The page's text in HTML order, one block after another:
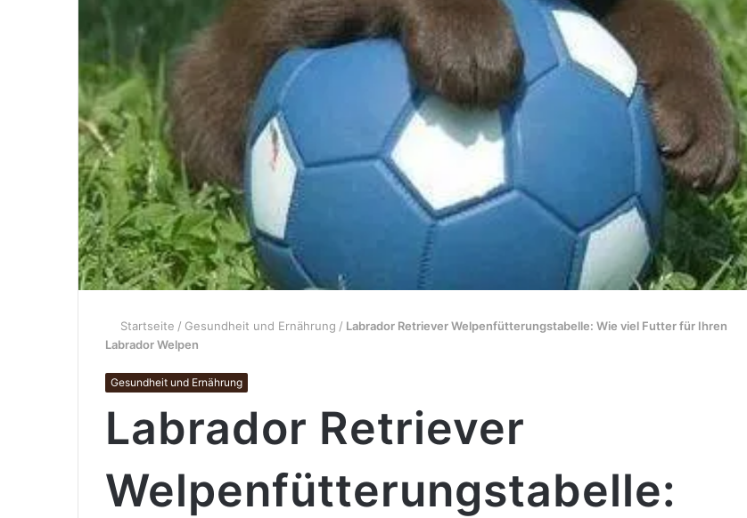
Startseite / Gesundheit und Ernährung / Labrador Retriever Welpenfütterungstabelle: Wie viel Futter für Ihren
Labrador Welpen
Gesundheit und Ernährung
Labrador Retriever
Welpenfütterungstabelle: